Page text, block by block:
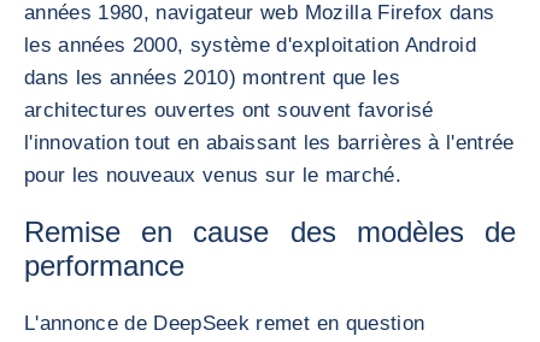
années 1980, navigateur web Mozilla Firefox dans
les années 2000, système d'exploitation Android
dans les années 2010) montrent que les
architectures ouvertes ont souvent favorisé
l'innovation tout en abaissant les barrières à l'entrée
pour les nouveaux venus sur le marché.
Remise en cause des modèles de
performance
L'annonce de DeepSeek remet en question